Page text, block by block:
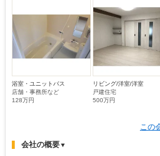
浴室・ユニットバス
店舗・事務所など
128万円
リビング/洋室/洋室
戸建住宅
500万円
この
会社の概要▼